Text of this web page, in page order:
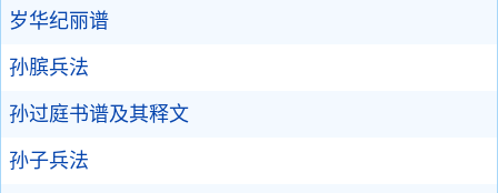
岁华纪丽谱
孙膑兵法
孙过庭书谱及其释文
孙子兵法